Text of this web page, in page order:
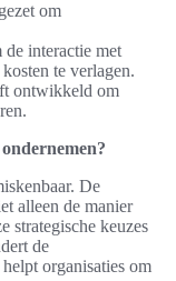
om
interactie met
te verlagen.
ontwikkeld om
De
alleen de manier
strategische keuzes
de
organisaties om